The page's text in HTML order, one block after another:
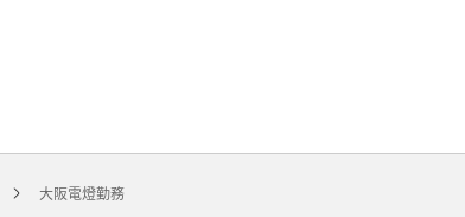
大阪電燈勤務